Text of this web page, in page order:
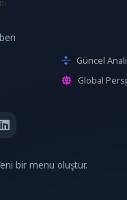
Güncel
Global
bir menü oluştur.